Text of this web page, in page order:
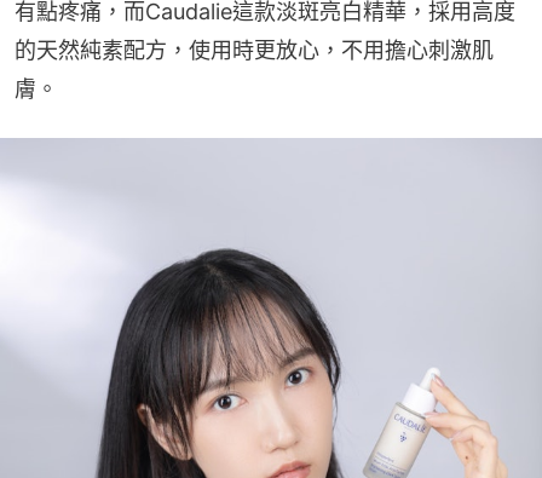
有點疼痛，而Caudalie這款淡斑亮白精華，採用高度
的天然純素配方，使用時更放心，不用擔心刺激肌
膚。